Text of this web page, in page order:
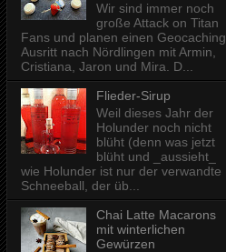
Wir sind immer noch
große Attack on Titan
Fans und planen einen Geocaching
Ausritt nach Nördlingen mit Armin,
Cristiana, Jaron und Mira. D...
Flieder-Sirup
Weil dieses Jahr der
Holunder noch nicht
blüht (denn was jetzt
blüht und _aussieht_
wie Holunder ist nur der verwandte
Schneeball, der üb...
Chai Latte Macarons
mit winterlichen
Gewürzen